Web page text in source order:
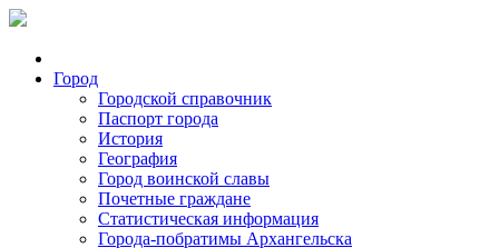
Город
Городской справочник
Паспорт города
История
География
Город воинской славы
Почетные граждане
Статистическая информация
Города-побратимы Архангельска